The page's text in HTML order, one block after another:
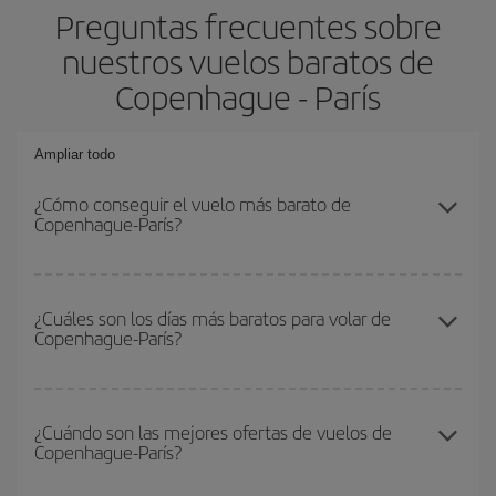
Preguntas frecuentes sobre
nuestros vuelos baratos de
Copenhague - París
Ampliar todo
¿Cómo conseguir el vuelo más barato de
Copenhague-París?
conseguir el vuelo más barato si evitas temporadas altas,
compras con antelación y puedes ser flexible con las fechas y
¿Cuáles son los días más baratos para volar de
Copenhague-París?
que empezar una consulta en nuestro
buscador de vuelos
baratos. Dinos desde dónde vuelas, a dónde quieres ir y en qué
¿Cuándo son las mejores ofertas de vuelos de
Copenhague-París?